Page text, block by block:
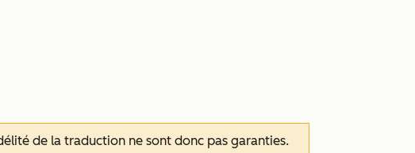
de la traduction ne sont donc pas garanties.